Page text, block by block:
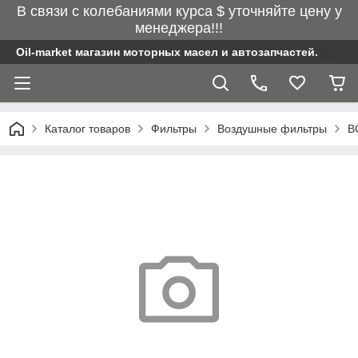
В связи с колебаниями курса $ уточняйте цену у
менеджера!!!
Oil-market магазин моторных масел и автозапчастей.
Каталог товаров Фильтры Воздушные фильтры